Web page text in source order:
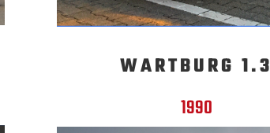
WARTBURG 1.3
1990